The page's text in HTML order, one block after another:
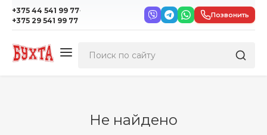
+375 44 541 99 77·
+375 29 541 99 77
Позвонить
Не найдено